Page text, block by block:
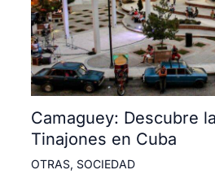
Camaguey: Descubre
Tinajones en Cuba
OTRAS, SOCIEDAD